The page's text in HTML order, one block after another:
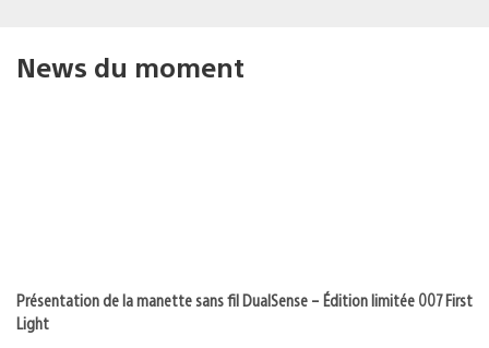
News du moment
Présentation de la manette sans fil DualSense – Édition limitée 007 First
Light